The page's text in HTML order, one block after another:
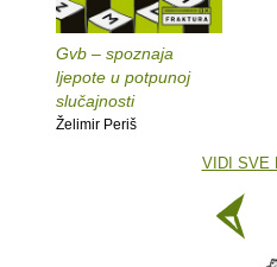
Gvb – spoznaja
ljepote u potpunoj
slučajnosti
Želimir Periš
VIDI SVE